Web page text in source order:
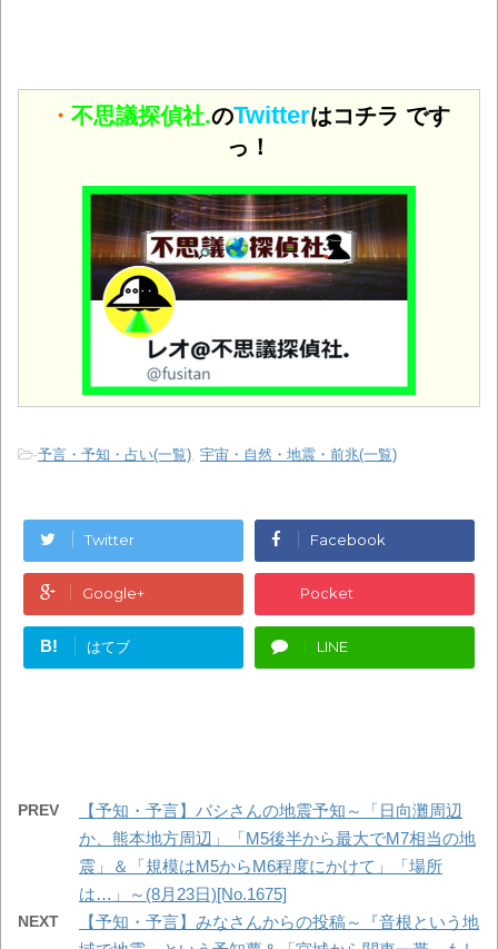
・ 不思議探偵社.のTwitterはコチラ です
っ！
-予言・予知・占い(一覧) 宇宙・自然・地震・前兆(一覧)
Twitter Facebook
Google+ Pocket
B! はてブ LINE
PREV
【予知・予言】バシさんの地震予知～「日向灘周辺
か、熊本地方周辺」「M5後半から最大でM7相当の地
震」＆「規模はM5からM6程度にかけて」「場所
は…」～(8月23日)[No.1675]
NEXT
【予知・予言】みなさんからの投稿～『音根という地